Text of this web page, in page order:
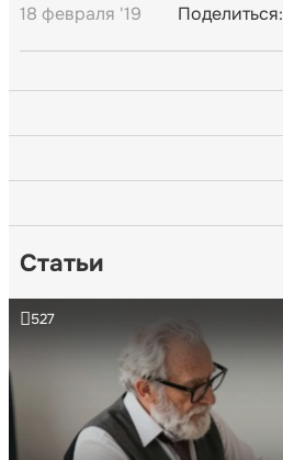
18 февраля '19 Поделиться:
Статьи
527